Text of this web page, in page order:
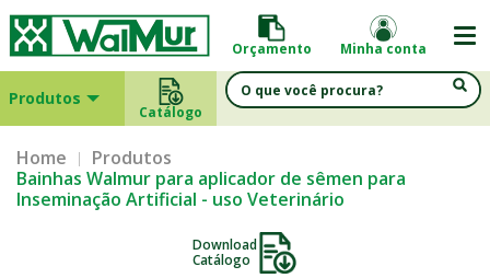
Orçamento Minha conta
Produtos
Catálogo
Home
Produtos
Bainhas Walmur para aplicador de sêmen para
Inseminação Artificial - uso Veterinário
Download
Catálogo